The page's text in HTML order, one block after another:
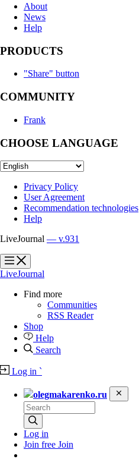
About
News
Help
PRODUCTS
"Share" button
COMMUNITY
Frank
CHOOSE LANGUAGE
Privacy Policy
User Agreement
Recommendation technologies
Help
LiveJournal — v.931
?
?
LiveJournal
Find more
Communities
RSS Reader
Shop
Help
Search
Log in `
olegmakarenko.ru
Log in
Join free Join